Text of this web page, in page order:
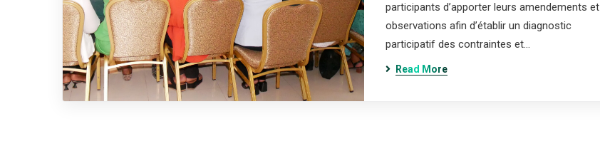
participants d’apporter leurs amendements et
observations afin d’établir un diagnostic
participatif des contraintes et…
Read More